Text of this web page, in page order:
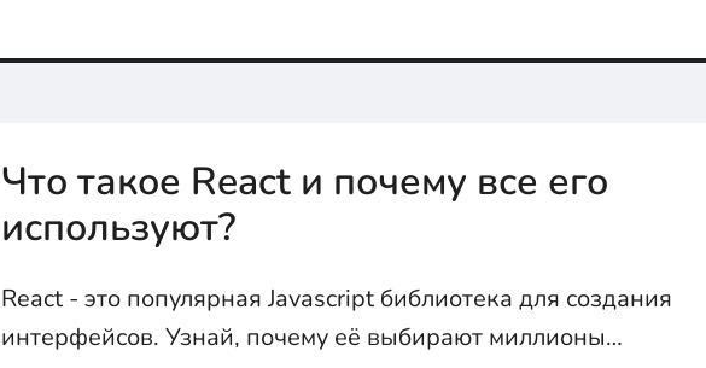
Что такое React и почему все его
используют?
React - это популярная Javascript библиотека для создания
интерфейсов. Узнай, почему её выбирают миллионы